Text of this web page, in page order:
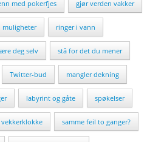
med pokerfjes gjør verden vakker
muligheter ringer i vann
deg selv stå for det du mener
Twitter-bud mangler dekning
labyrint og gåte spøkelser
samme feil to ganger?